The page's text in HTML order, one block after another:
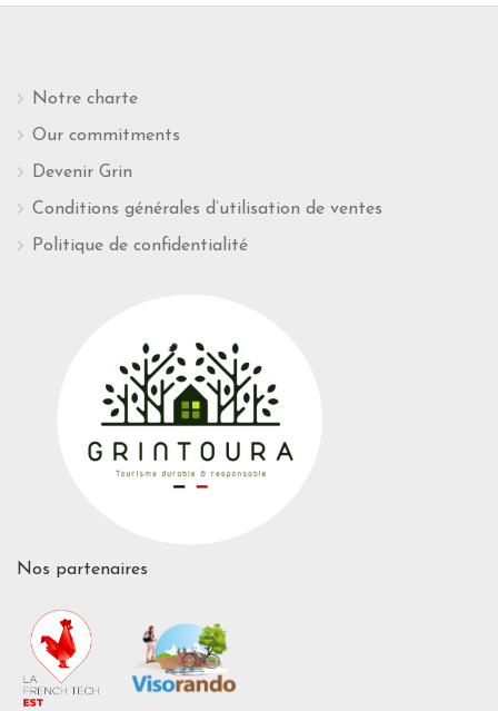
Notre charte
Our commitments
Devenir Grin
Conditions générales d’utilisation de ventes
Politique de confidentialité
Nos partenaires